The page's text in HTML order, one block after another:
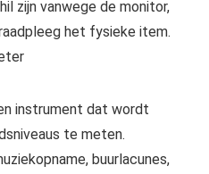
zijn vanwege de monitor,
het fysieke item.
instrument dat wordt
te meten.
buurlacunes,